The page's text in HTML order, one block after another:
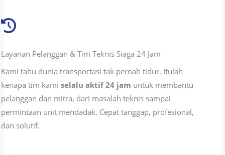
Layanan Pelanggan & Tim Teknis Siaga 24 Jam
Kami tahu dunia transportasi tak pernah tidur. Itulah
kenapa tim kamiselalu aktif 24 jam untuk membantu
pelanggan dan mitra, dari masalah teknis sampai
permintaan unit mendadak. Cepat tanggap, profesional,
dan solutif.